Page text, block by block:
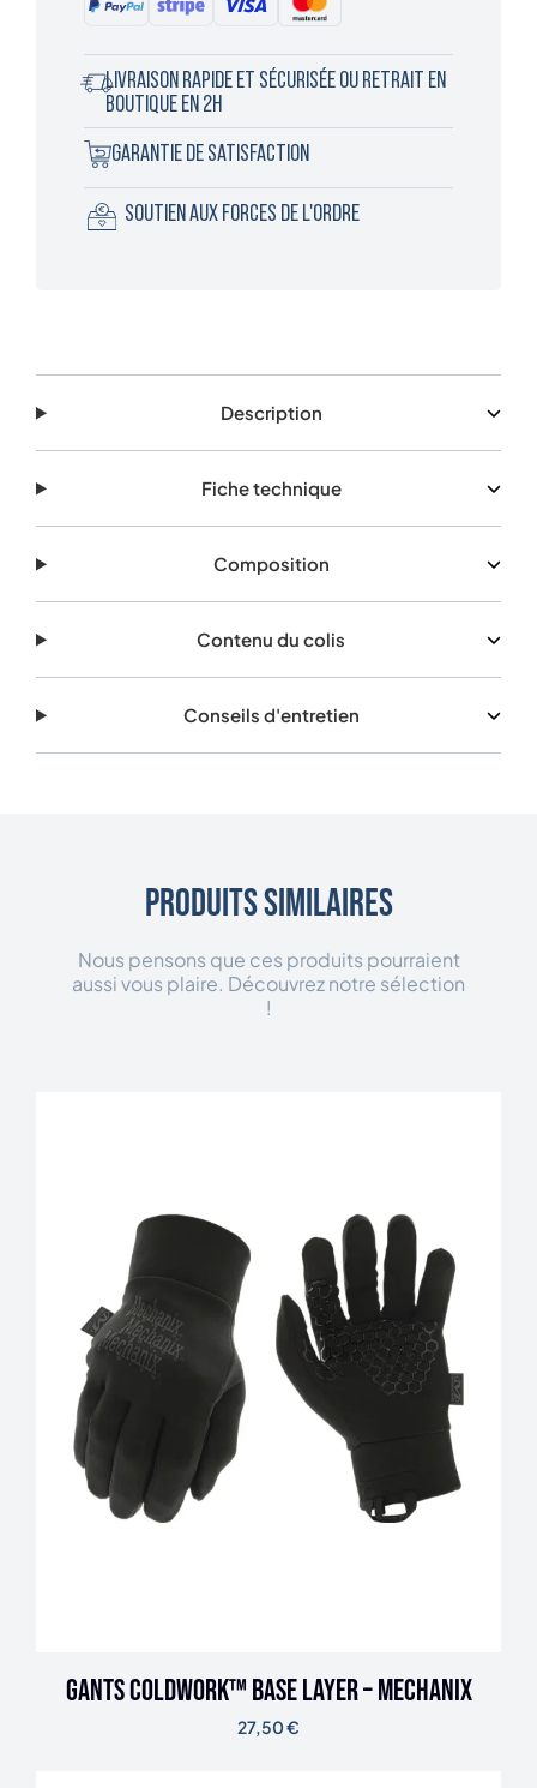
LIVRAISON RAPIDE ET SÉCURISÉE OU RETRAIT EN
BOUTIQUE EN 2H
GARANTIE DE SATISFACTION
SOUTIEN AUX FORCES DE L'ORDRE
Description
Fiche technique
Composition
Contenu du colis
Conseils d'entretien
Produits similaires
Nous pensons que ces produits pourraient
aussi vous plaire. Découvrez notre sélection
!
Gants ColdWork™ Base Layer – Mechanix
27,50€